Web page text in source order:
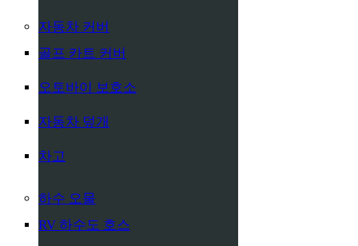
자동차 커버
골프 카트 커버
오토바이 보호소
자동차 덮개
차고
하수 오물
RV 하수도 호스